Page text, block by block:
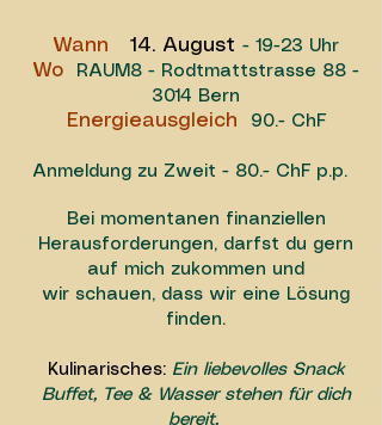
Wann 14. August - 19-23 Uhr
Wo
RAUM8 - Rodtmattstrasse 88 -
3014 Bern
Energieausgleich 90.- ChF
Anmeldung zu Zweit - 80.- ChF p.p.
Bei momentanen finanziellen
Herausforderungen, darfst du gern
auf mich zukommen und
wir schauen, dass wir eine Lösung
finden.
Kulinarisches: Ein liebevolles Snack
Buffet, Tee & Wasser stehen für dich
bereit.